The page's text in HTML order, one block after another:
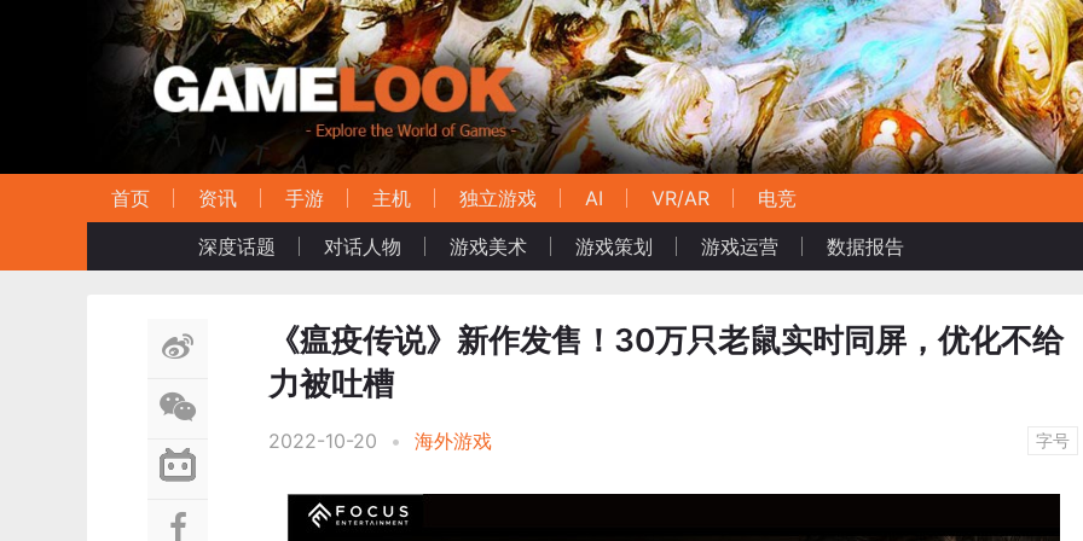
首页 资讯 手游 主机 独立游戏 AI VR/AR
电竞
深度话题
对话人物 游戏美术 游戏策划 游戏运营 数据报告
《瘟疫传说》新作发售！30万只老鼠实时同屏，优化不给
力被吐槽
2022-10-20 • 海外游戏 字号